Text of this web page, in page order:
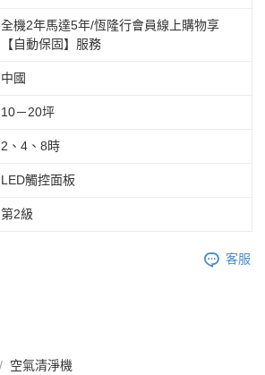
全機2年馬達5年/恆隆行會員線上購物享
【自動保固】服務
中國
10－20坪
2、4、8時
LED觸控面板
第2級
客服
空氣清淨機